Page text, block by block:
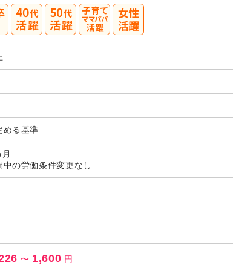
める基準
中の労働条件変更なし
〜 1,600 円